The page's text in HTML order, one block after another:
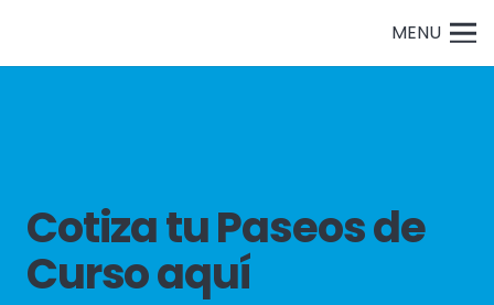
MENU
Cotiza tu Paseos de
Curso aquí